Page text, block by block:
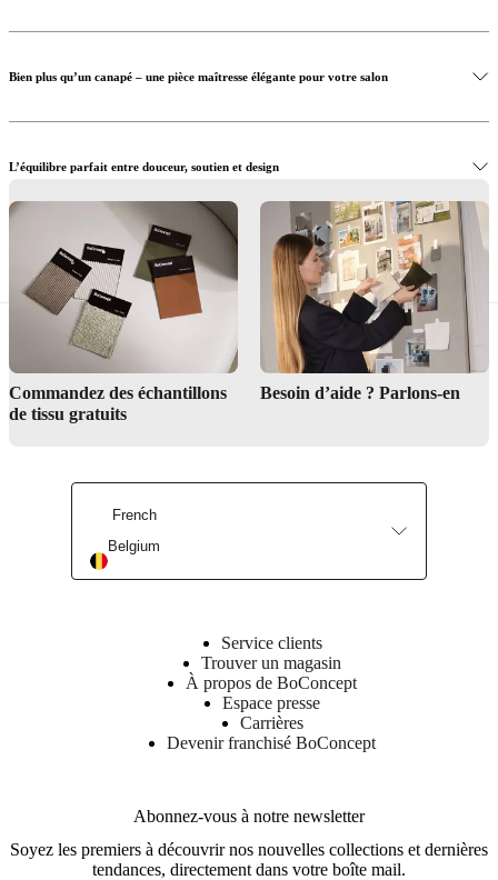
Service de design d’intérieur
Bien plus qu’un canapé – une pièce maîtresse élégante pour votre salon
Trouvez l’inspiration
L’équilibre parfait entre douceur, soutien et design
Rendez-vous chez BoConcept pour essayer le canapé d’angle qui vous convient
Commandez des échantillons
de tissu gratuits
Besoin d’aide ? Parlons-en
French
Belgium
Service clients
Trouver un magasin
À propos de BoConcept
Espace presse
Carrières
Devenir franchisé BoConcept
Abonnez-vous à notre newsletter
Soyez les premiers à découvrir nos nouvelles collections et dernières
tendances, directement dans votre boîte mail.